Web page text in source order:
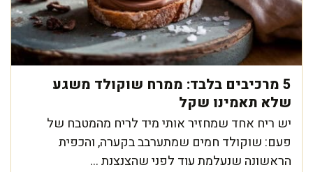
5 מרכיבים בלבד: ממרח שוקולד משגע
שלא תאמינו שקל
יש ריח אחד שמחזיר אותי מיד לריח מהמטבח של
פעם: שוקולד חמים שמתערבב בקערה, והכפית
הראשונה שנעלמת עוד לפני שהצנצנת ...